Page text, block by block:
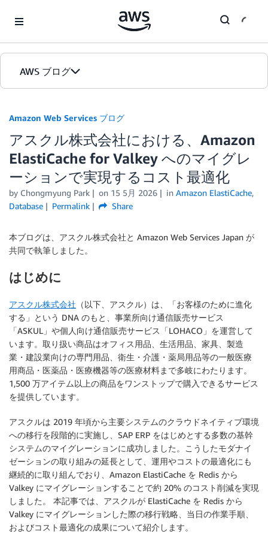
AWS ブログ
カテゴリ
エディション
Amazon Web Services ブログ
アスクル株式会社における、Amazon
ElastiCache for Valkey へのマイグレ
ーションで実現するコスト最適化
by Chongmyung Park on 15 5月 2026 in Amazon ElastiCache,
Database
Permalink Share
本ブログは、アスクル株式会社と Amazon Web Services Japan が
共同で執筆しました。
はじめに
アスクル株式会社 （以下、アスクル）は、「お客様のために進化
する」という DNA のもと、事業所向け通信販売サービス
「ASKUL」や個人向け通信販売サービス「LOHACO」を運営して
います。取り扱い商品はオフィス用品、生活用品、家具、製造
業・建設業向けの専門用品、衛生・介護・薬局用品等の一般医療
用商品・医薬品・医療機器等の医療材料まで多岐にわたります。
1,500 万アイテム以上の商品をワンストップで購入できるサービス
を提供しています。
アスクルは 2019 年頃から主要システムのクラウドネイティブ環境
への移行を段階的に実施し、SAP ERP をはじめとする多数の基幹
システムのマイグレーションに成功しました。こうしたモダナイ
ゼーションの取り組みの延長として、運用やコストの最適化にも
継続的に取り組んでおり、Amazon ElastiCache を Redis から
Valkey にマイグレーションすることで約 20% のコスト削減を実現
しました。 本記事では、アスクルが ElastiCache を Redis から
Valkey にマイグレーションした際の移行戦略、当日の作業手順、
およびコスト最適化の成果について紹介します。